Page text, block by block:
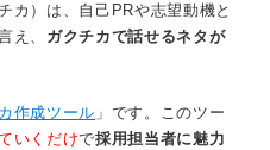
カ）は、自己PRや志望動機と
え、 ガクチカで話せるネタが
作成ツール 」です。このツー
いくだけで採用担当者に魅力